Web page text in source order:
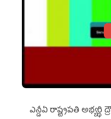
ఎన్డీఏ రాష్ట్ర‌ప‌తి